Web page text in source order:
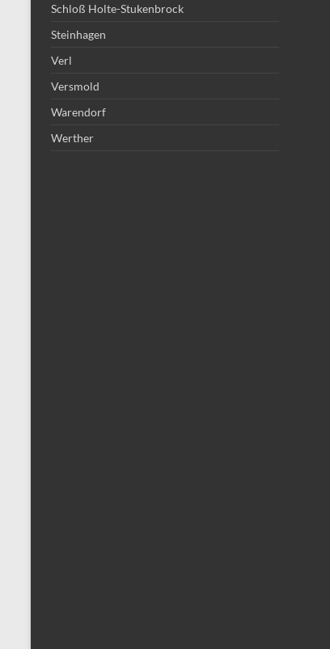
Schloß Holte-Stukenbrock
Steinhagen
Verl
Versmold
Warendorf
Werther